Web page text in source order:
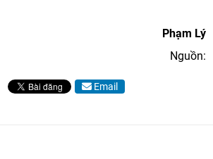
Phạm Lý
Nguồn:
Email